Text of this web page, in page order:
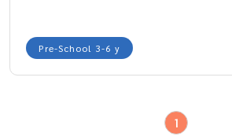
Pre-School 3-6 y
1